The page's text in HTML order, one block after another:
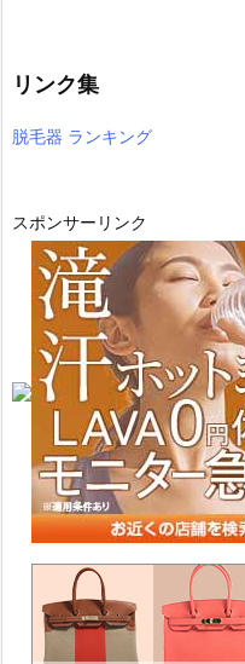
リンク集
脱毛器 ランキング
スポンサーリンク